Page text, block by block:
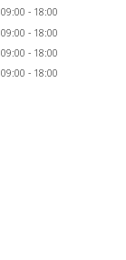
09:00 - 18:00
09:00 - 18:00
09:00 - 18:00
09:00 - 18:00